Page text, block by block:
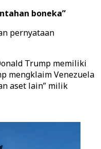
boneka”
pernyataan
Trump memiliki
mengklaim Venezuela
aset lain” milik